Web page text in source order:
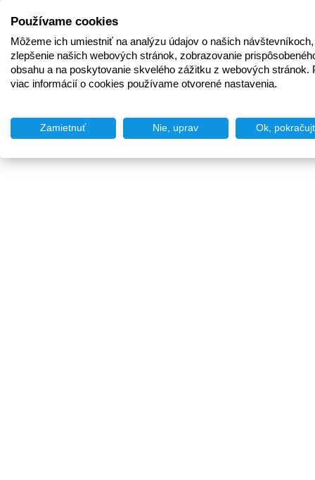
Používame cookies
Môžeme ich umiestniť na analýzu údajov o našich
zlepšenie našich webových stránok, zobrazovanie
obsahu a na poskytovanie skvelého zážitku z webových stránok.
viac informácií o cookies používame otvorené nastavenia.
Zamietnuť Nie, uprav Ok,